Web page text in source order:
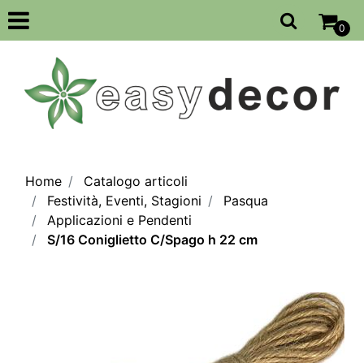
Open
0
Home
Catalogo articoli
Festività, Eventi, Stagioni
Pasqua
Applicazioni e Pendenti
S/16 Coniglietto C/Spago h 22 cm